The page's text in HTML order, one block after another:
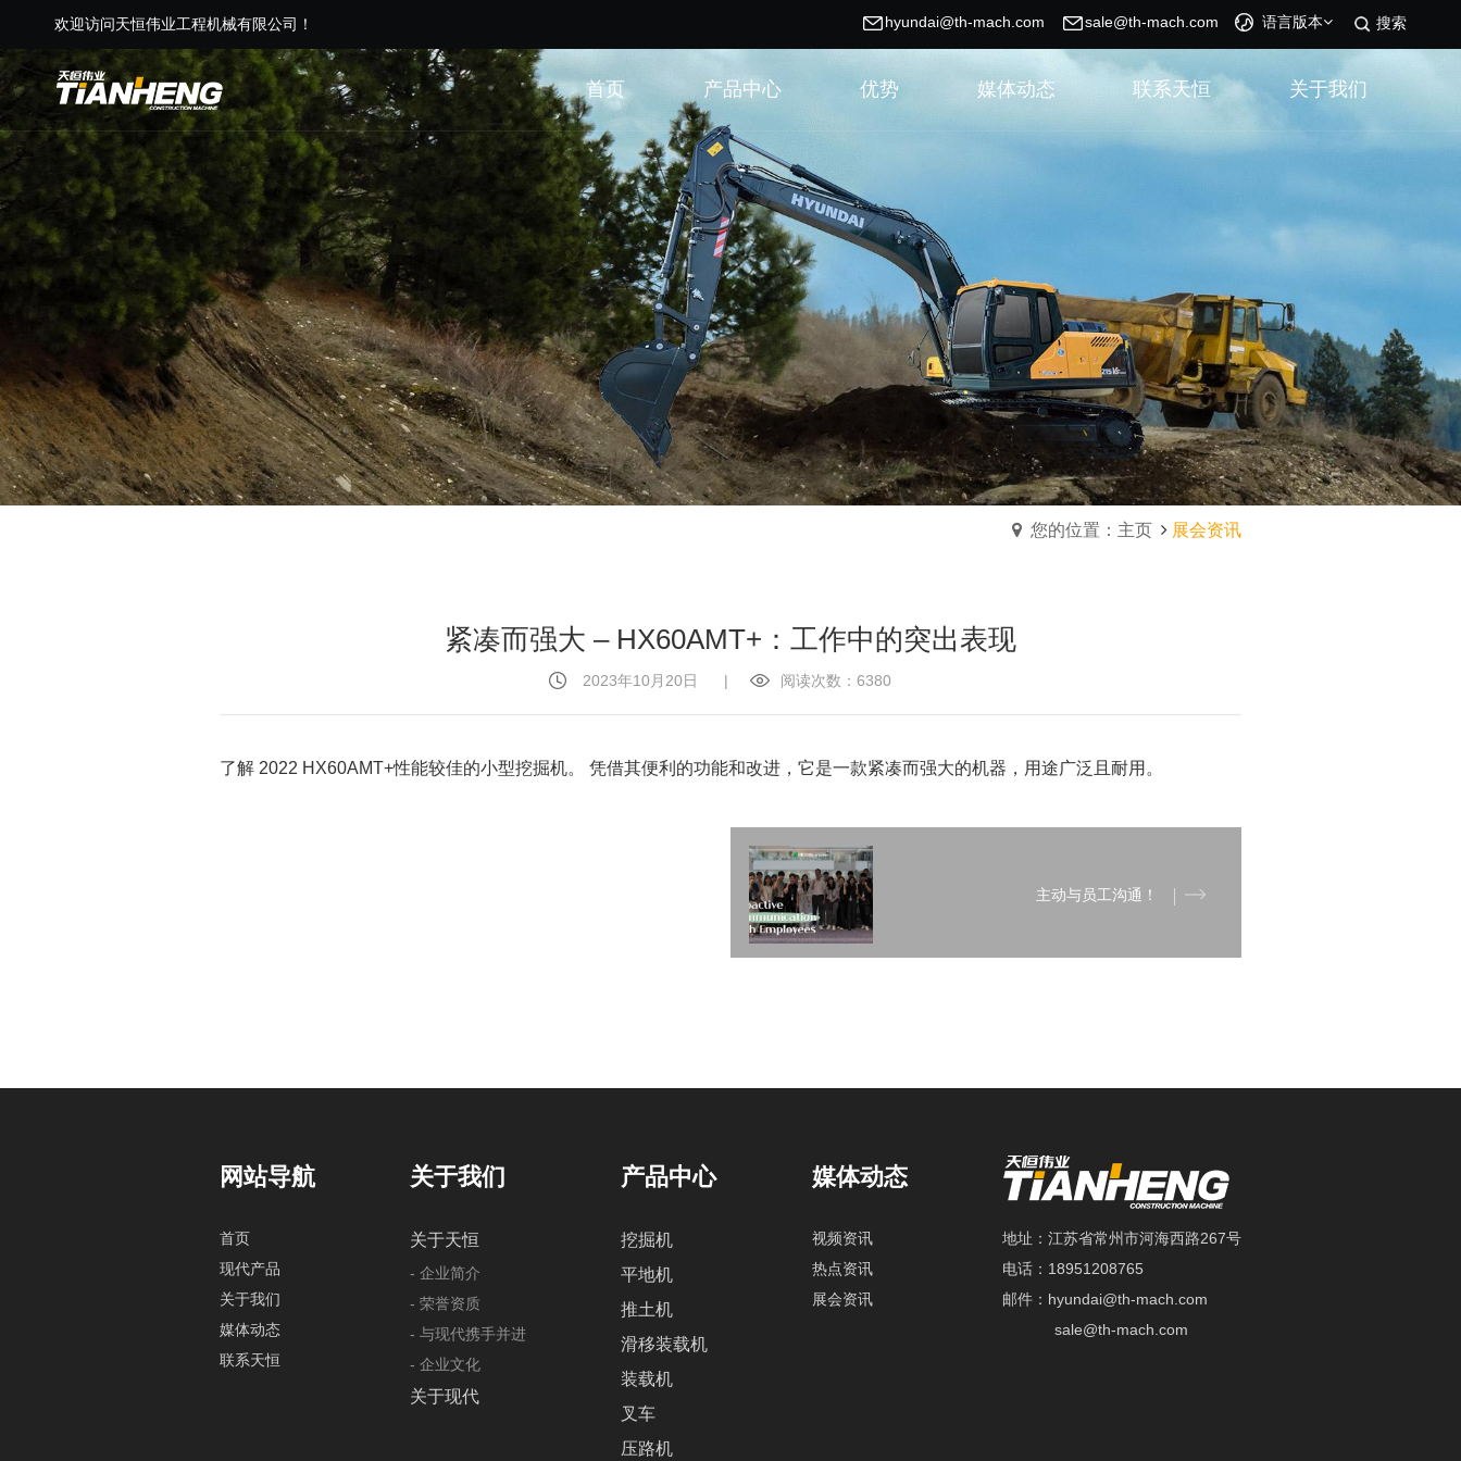
欢迎访问天恒伟业工程机械有限公司！ hyundai@th-mach.com sale@th-mach.com 语言版本 搜索
首页 产品中心 关于我们
优势 媒体动态 联系天恒
您的位置：主页 展会资讯
紧凑而强大 – HX60AMT+：工作中的突出表现
2023年10月20日 | 阅读次数：6380
了解 2022 HX60AMT+性能较佳的小型挖掘机。 凭借其便利的功能和改进，它是一款紧凑而强大的机器，用途广泛且耐用。
主动与员工沟通！
网站导航
首页
现代产品
关于我们
媒体动态
联系天恒
关于我们
关于天恒
- 企业简介
- 荣誉资质
- 与现代携手并进
- 企业文化
关于现代
产品中心
挖掘机
平地机
推土机
滑移装载机
装载机
叉车
压路机
媒体动态
视频资讯
热点资讯
展会资讯
地址：江苏省常州市河海西路267号
电话：18951208765
邮件：hyundai@th-mach.com
sale@th-mach.com